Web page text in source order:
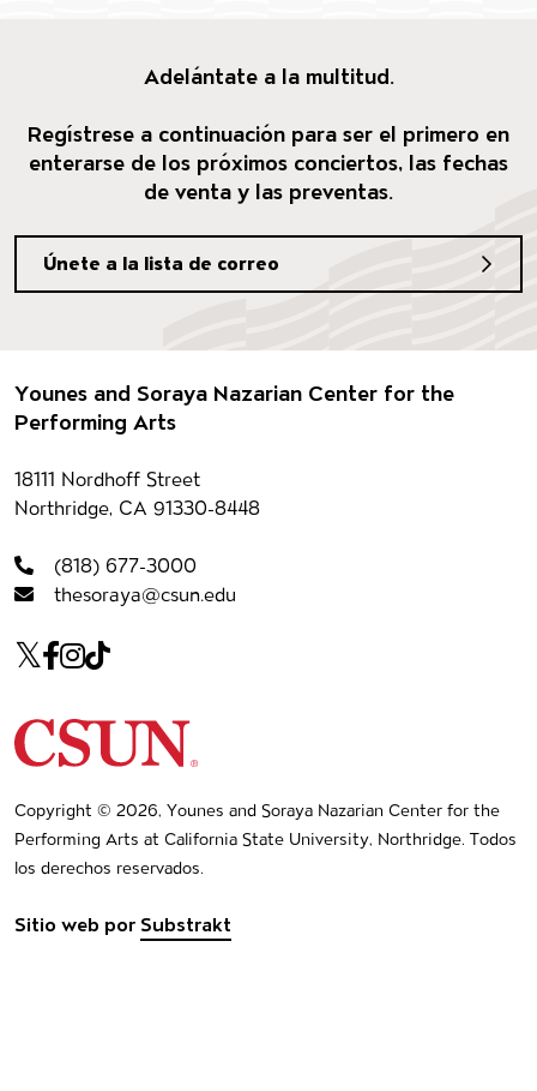
Adelántate a la multitud.
Regístrese a continuación para ser el primero en
enterarse de los próximos conciertos, las fechas
de venta y las preventas.
Únete a la lista de correo
Pie de página
Younes and Soraya Nazarian Center for the
Performing Arts
Información del contacto
18111 Nordhoff Street
Northridge, CA 91330-8448
(818) 677-3000
thesoraya@csun.edu
Our social Media
Twitter
Facebook
Instagram
Tiktok
Navegación de pie de página
Copyright © 2026, Younes and Soraya Nazarian Center for the
Performing Arts at California State University, Northridge. Todos
los derechos reservados.
Sitio web por Substrakt